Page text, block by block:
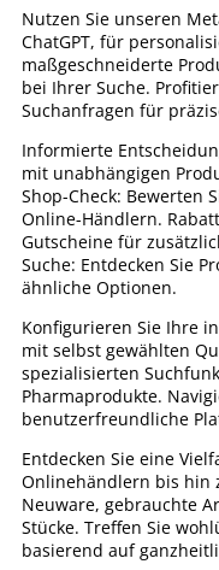
Nutzen Sie unseren
ChatGPT, für
maßgeschneiderte
bei Ihrer Suche.
Suchanfragen für
Informierte
mit unabhängigen
Shop-Check: Bewerten
Online-Händlern.
Gutscheine für
Suche: Entdecken Sie
ähnliche Optionen.
Konfigurieren Sie Ihre
mit selbst gewählten
spezialisierten
Pharmaprodukte.
benutzerfreundliche
Entdecken Sie eine
Onlinehändlern bis hin
Neuware, gebrauchte
Stücke. Treffen Sie
basierend auf